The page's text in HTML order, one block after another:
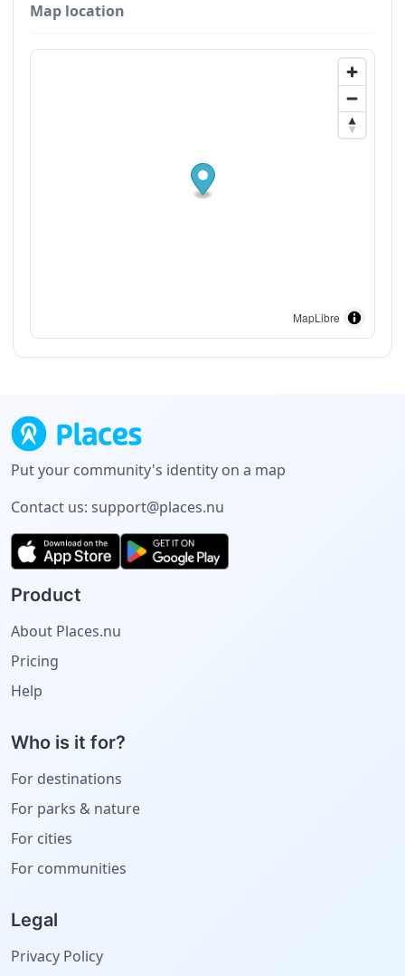
Map location
MapLibre
Put your community's identity on a map
Contact us: support@places.nu
Product
About Places.nu
Pricing
Help
Who is it for?
For destinations
For parks & nature
For cities
For communities
Legal
Privacy Policy